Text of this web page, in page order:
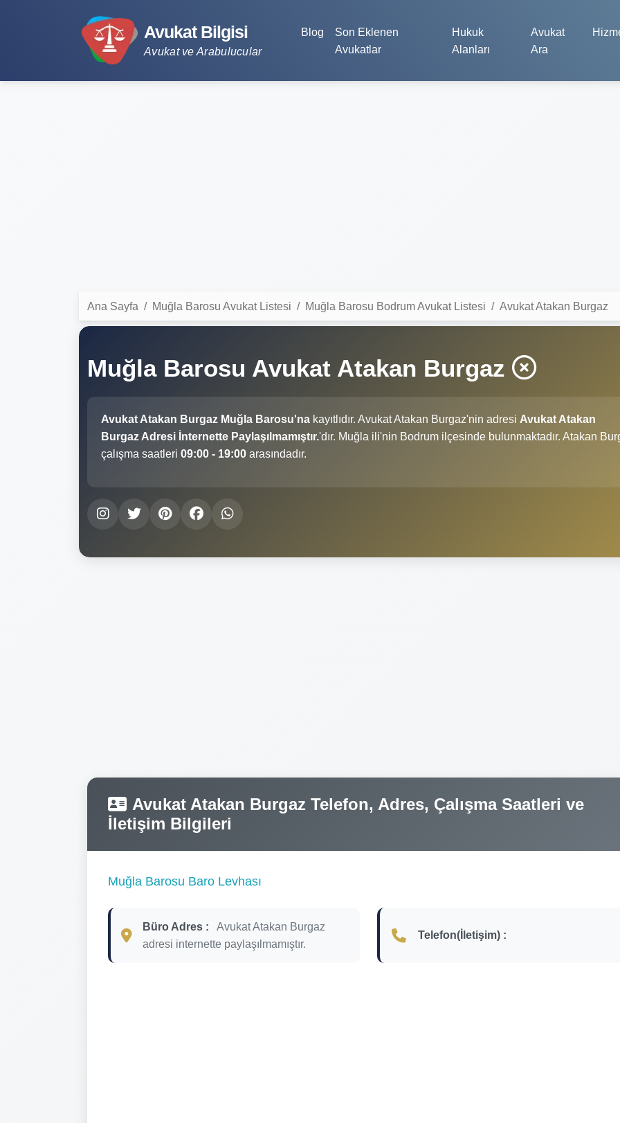
Avukat Bilgisi
Avukat ve Arabulucular
Blog
Son Eklenen
Avukatlar
Hukuk
Alanları
Avukat
Ara
Ana Sayfa Muğla Barosu Avukat Listesi Muğla Barosu Bodrum Avukat Listesi Avukat Atakan Burgaz
Muğla Barosu Avukat Atakan Burgaz
Avukat Atakan Burgaz Muğla Barosu'na kayıtlıdır. Avukat Atakan Burgaz'nin adresi Avukat Atakan
Burgaz Adresi İnternette Paylaşılmamıştır.'dır. Muğla ili'nin Bodrum ilçesinde bulunmaktadır. Atakan
çalışma saatleri 09:00 - 19:00 arasındadır.
Avukat Atakan Burgaz Telefon, Adres, Çalışma Saatleri ve
İletişim Bilgileri
Muğla Barosu Baro Levhası
Büro Adres :
Avukat Atakan Burgaz
adresi internette paylaşılmamıştır.
Telefon(İletişim) :